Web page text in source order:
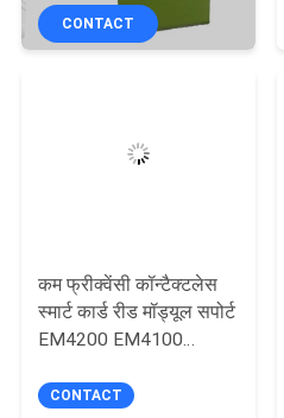
गुणवत्ता
नियंत्रण
उद्धरण
विनती
CONTACT
कम फ्रीक्वेंसी कॉन्टैक्टलेस
स्मार्ट कार्ड रीड मॉड्यूल सपोर्ट
EM4200 EM4100
CONTACT